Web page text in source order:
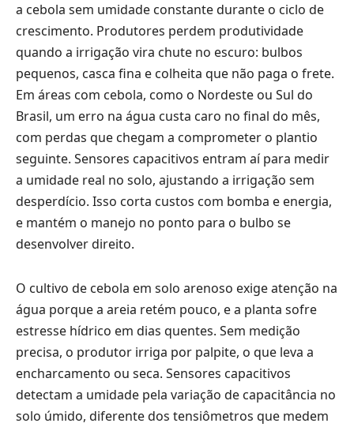
a cebola sem umidade constante durante o ciclo de
crescimento. Produtores perdem produtividade
quando a irrigação vira chute no escuro: bulbos
pequenos, casca fina e colheita que não paga o frete.
Em áreas com cebola, como o Nordeste ou Sul do
Brasil, um erro na água custa caro no final do mês,
com perdas que chegam a comprometer o plantio
seguinte. Sensores capacitivos entram aí para medir
a umidade real no solo, ajustando a irrigação sem
desperdício. Isso corta custos com bomba e energia,
e mantém o manejo no ponto para o bulbo se
desenvolver direito.
O cultivo de cebola em solo arenoso exige atenção na
água porque a areia retém pouco, e a planta sofre
estresse hídrico em dias quentes. Sem medição
precisa, o produtor irriga por palpite, o que leva a
encharcamento ou seca. Sensores capacitivos
detectam a umidade pela variação de capacitância no
solo úmido, diferente dos tensiômetros que medem